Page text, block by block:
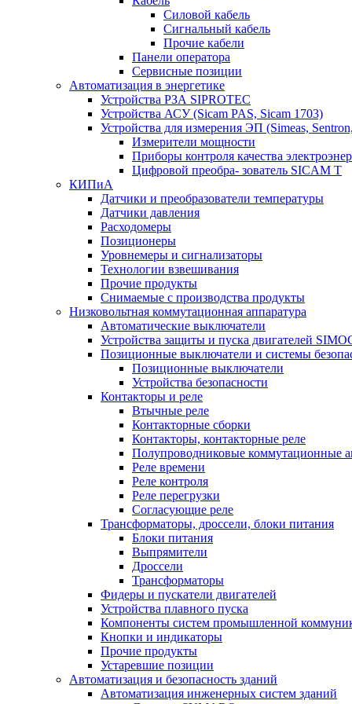
Силовой кабель
Сигнальный кабель
Прочие кабели
Панели оператора
Сервисные позиции
Автоматизация в энергетике
Устройства РЗА SIPROTEC
Устройства АСУ (Sicam PAS, Sicam 1703)
Устройства для измерения ЭП (Simeas,
Измерители мощности
Приборы контроля качества
Цифровой преобра- зователь SICAM T
КИПиА
Датчики и преобразователи температуры
Датчики давления
Расходомеры
Позиционеры
Уровнемеры и сигнализаторы
Технологии взвешивания
Прочие продукты
Снимаемые с производства продукты
Низковольтная коммутационная аппаратура
Автоматические выключатели
Устройства защиты и пуска двигателей
Позиционные выключатели и системы
Позиционные выключатели
Устройства безопасности
Контакторы и реле
Втычные реле
Контакторные сборки
Контакторы, контакторные реле
Полупроводниковые коммутационные
Реле времени
Реле контроля
Реле перегрузки
Согласующие реле
Трансформаторы, дроссели, блоки питания
Блоки питания
Выпрямители
Дроссели
Трансформаторы
Фидеры и пускатели двигателей
Устройства плавного пуска
Компоненты систем промышленной
Кнопки и индикаторы
Прочие продукты
Устаревшие позиции
Автоматизация и безопасность зданий
Автоматизация инженерных систем зданий